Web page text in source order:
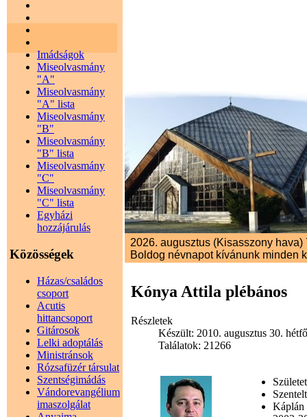
Imádságok
Miseolvasmány
"A"
Miseolvasmány
"A" lista
Miseolvasmány
"B"
Miseolvasmány
"B" lista
Miseolvasmány
"C"
Miseolvasmány
"C" lista
Egyházi
hozzájárulás
Közösségek
Házas/családos
csoport
Acutis
hittancsoport
Gitárosok
Lelki adoptálás
Ministránsok
Rózsafüzér társulat
Szentségimádás
Vándorevangélium
imaszolgálat
2026. augusztus (Kisasszony hava)
Boldog névnapot kívánunk minden
Kónya Attila plébános
Részletek
Készült: 2010. augusztus 30.
Találatok: 21266
Káplán